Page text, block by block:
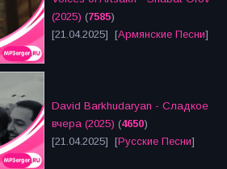
(2025) (7585)
[21.04.2025] [Армянские Песни]
David Barkhudaryan - Сладкое
вчера (2025) (4650)
[21.04.2025] [Русские Песни]